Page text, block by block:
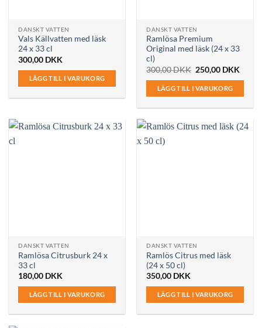
DANSKT VATTEN
Vals Källvatten med läsk
24 x 33 cl
300,00 DKK
LÄGG TILL I VARUKORG
DANSKT VATTEN
Ramlösa Premium
Original med läsk (24 x 33
cl)
300,00DKK Det
ursprungliga
priset
var:
300,00 DKK.
250,00 DKK
LÄGG TILL I VARUKORG
DANSKT VATTEN
Ramlösa Citrusburk 24 x
33 cl
180,00 DKK
LÄGG TILL I VARUKORG
DANSKT VATTEN
Ramlös Citrus med läsk
(24 x 50 cl)
350,00 DKK
LÄGG TILL I VARUKORG